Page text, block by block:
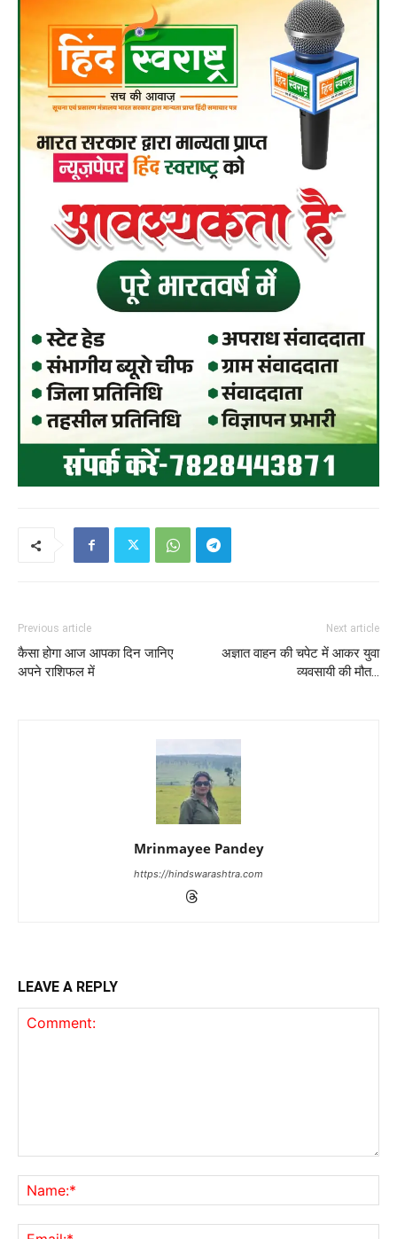
Previous article
कैसा होगा आज आपका दिन जानिए
अपने राशिफल में
Next article
अज्ञात वाहन की चपेट में आकर युवा
व्यवसायी की मौत…
Mrinmayee Pandey
https://hindswarashtra.com
LEAVE A REPLY